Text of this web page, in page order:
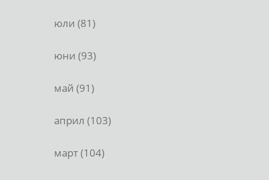
юли (81)
юни (93)
май (91)
април (103)
март (104)